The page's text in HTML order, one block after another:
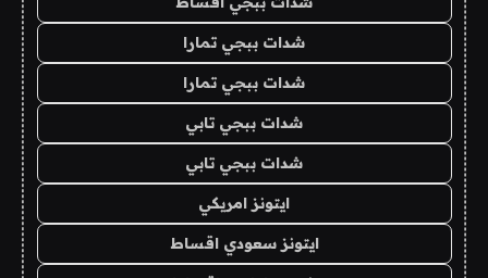
شدات ببجي تمارا
شدات ببجي تمارا
شدات ببجي تابي
شدات ببجي تابي
ايتونز امريكي
ايتونز سعودي اقساط